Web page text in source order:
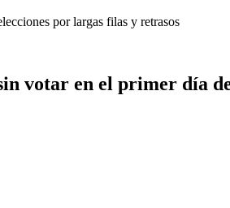
por largas filas y retrasos
votar en el primer día